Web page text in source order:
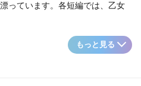
っています。各短編では、乙女
もっと見る